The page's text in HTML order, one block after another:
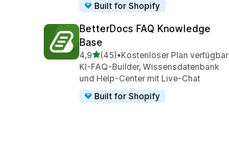
Built for Shopify
BetterDocs FAQ Knowledge
Base
4,9von 5 Sternen
(45)
45 Rezensionen insgesamt
•Kostenloser Plan verfügbar
KI-FAQ-Builder, Wissensdatenbank
und Help-Center mit Live-Chat
Built for Shopify